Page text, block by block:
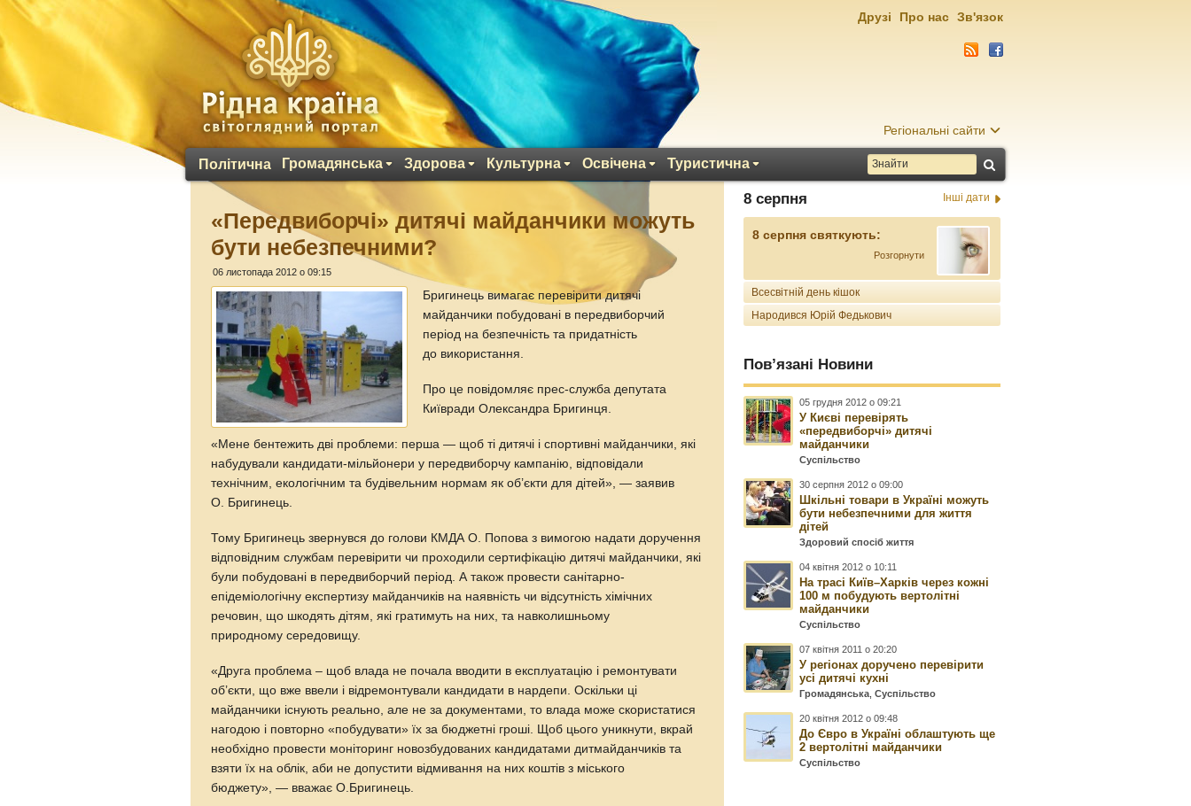
Регіональні сайти
Політична Громадянська Здорова Культурна Освічена Туристична
Друзі Про нас Зв'язок
«Передвиборчі» дитячі майданчики можуть
бути небезпечними?
06 листопада 2012 о 09:15
Бригинець вимагає перевірити дитячі
майданчики побудовані в передвиборчий
період на безпечність та придатність
до використання.
Про це повідомляє прес-служба депутата
Київради Олександра Бригинця.
«Мене бентежить дві проблеми: перша — щоб ті дитячі і спортивні майданчики, які
набудували кандидати-мільйонери у передвиборчу кампанію, відповідали
технічним, екологічним та будівельним нормам як об’єкти для дітей», — заявив
О. Бригинець.
Тому Бригинець звернувся до голови КМДА О. Попова з вимогою надати доручення
відповідним службам перевірити чи проходили сертифікацію дитячі майданчики, які
були побудовані в передвиборчий період. А також провести санітарно-
епідеміологічну експертизу майданчиків на наявність чи відсутність хімічних
речовин, що шкодять дітям, які гратимуть на них, та навколишньому
природному середовищу.
«Друга проблема – щоб влада не почала вводити в експлуатацію і ремонтувати
об’єкти, що вже ввели і відремонтували кандидати в нардепи. Оскільки ці
майданчики існують реально, але не за документами, то влада може скористатися
нагодою і повторно «побудувати» їх за бюджетні гроші. Щоб цього уникнути, вкрай
необхідно провести моніторинг новозбудованих кандидатами дитмайданчиків та
взяти їх на облік, аби не допустити відмивання на них коштів з міського
бюджету», — вважає О.Бригинець.
8 серпня Інші дати
8 серпня святкують:
Розгорнути
Всесвітній день кішок
Народився Юрій Федькович
Пов’язані Новини
05 грудня 2012 о 09:21
У Києві перевірять
«передвиборчі» дитячі
майданчики
Суспільство
30 серпня 2012 о 09:00
Шкільні товари в Україні можуть
бути небезпечними для життя
дітей
Здоровий спосіб життя
04 квітня 2012 о 10:11
На трасі Київ–Харків через кожні
100 м побудують вертолітні
майданчики
Суспільство
07 квітня 2011 о 20:20
У регіонах доручено перевірити
усі дитячі кухні
Громадянська ,Суспільство
20 квітня 2012 о 09:48
До Євро в Україні облаштують ще
2 вертолітні майданчики
Суспільство